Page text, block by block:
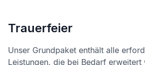
Trauerfeier
Unser Grundpaket enthält alle
Leistungen, die bei Bedarf erweitert